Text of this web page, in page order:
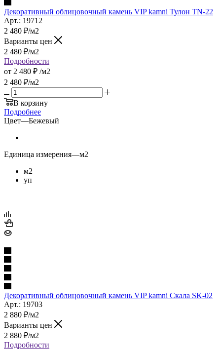
Декоративный облицовочный камень VIP kamni Тулон TN-22
Арт.: 19712
2 480 ₽/м2
Варианты цен
2 480 ₽/м2
Подробности
от 2 480 ₽ /м2
2 480 ₽/м2
В корзину
Подробнее
Цвет—Бежевый
Единица измерения—м2
м2
уп
Декоративный облицовочный камень VIP kamni Скала SK-02
Арт.: 19703
2 880 ₽/м2
Варианты цен
2 880 ₽/м2
Подробности